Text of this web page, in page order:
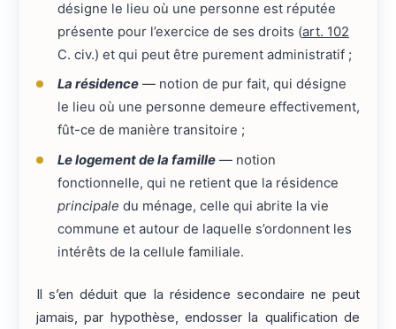
désigne le lieu où une personne est réputée
présente pour l’exercice de ses droits (art. 102
C. civ.) et qui peut être purement administratif ;
La résidence— notion de pur fait, qui désigne
le lieu où une personne demeure effectivement,
fût-ce de manière transitoire ;
Le logement de la famille— notion
fonctionnelle, qui ne retient que la résidence
principale du ménage, celle qui abrite la vie
commune et autour de laquelle s’ordonnent les
intérêts de la cellule familiale.
Il s’en déduit que la résidence secondaire ne peut
jamais, par hypothèse, endosser la qualification de